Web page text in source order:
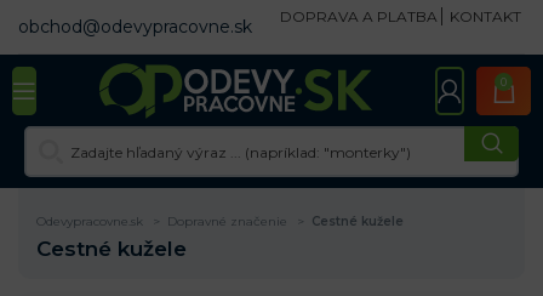
obchod@odevypracovne.sk DOPRAVA A PLATBA KONTAKT
0
Odevypracovne.sk Dopravné značenie Cestné kužele
Cestné kužele